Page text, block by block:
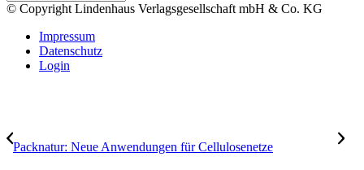
© Copyright Lindenhaus Verlagsgesellschaft mbH & Co. KG
Impressum
Datenschutz
Login
Packnatur: Neue Anwendungen für Cellulosenetze